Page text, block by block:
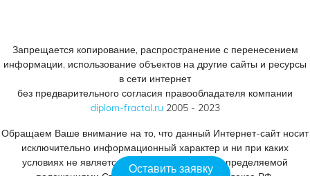
Оставить заявку
Запрещается копирование, распространение с перенесением
информации, использование объектов на другие сайты и ресурсы
в сети интернет
без предварительного согласия правообладателя компании
diplom-fractal.ru 2005 - 2023
Обращаем Ваше внимание на то, что данный Интернет-сайт носит
исключительно информационный характер и ни при каких
условиях не является публичной офертой, определяемой